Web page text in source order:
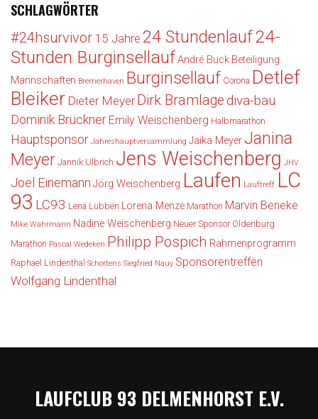
SCHLAGWÖRTER
#24hsurvivor 15 Jahre 24 Stundenlauf24-
Stunden BurginsellaufAndré Buck Beteiligung
Mannschaften Bremerhaven Burginsellauf Corona Detlef
Bleiker Dieter Meyer Dirk Bramlagediva-bau
Dominik Brückner Emily Weischenberg Halbmarathon
Hauptsponsor Jahreshauptversammlung Jaika MeyerJanina
Meyer Jannik Ulbrich Jens Weischenberg JHV
Joel Einemann Jörg Weischenberg Laufen Lauftreff LC
93 LC93 Lena Lübben Lorena Menze Marathon Marvin Beneke
Mike Wahrmann Nadine Weischenberg Neuer Sponsor Oldenburg
Marathon Pascal Wedeken Philipp Pospich Rahmenprogramm
Raphael Lindenthal Schortens Siegfried Nauy Sponsorentreffen
Wolfgang Lindenthal
LAUFCLUB 93 DELMENHORST E.V.